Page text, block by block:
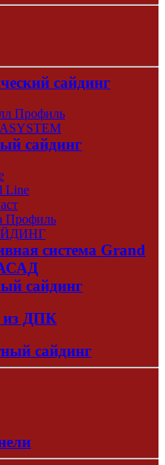
сайдинг
Профиль
сайдинг
Line
Профиль
система Grand
сайдинг
из ДПК
сайдинг